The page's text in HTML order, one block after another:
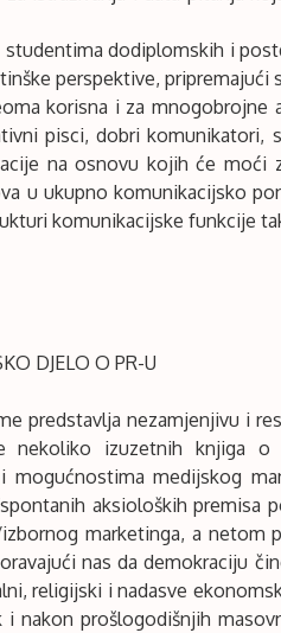
studentima dodiplomskih i
perspektive,
korisna i za
pisci, dobri komunikatori,
na osnovu kojih će moći
u ukupno komunikacijsko
komunikacijske funkcije
DJELO O PR-U
predstavlja nezamjenjivu i
nekoliko izuzetnih knjiga
mogućnostima medijskog
aksioloških premisa
marketinga, a netom
nas da demokraciju
religijski i nadasve
i nakon prošlogodišnjih